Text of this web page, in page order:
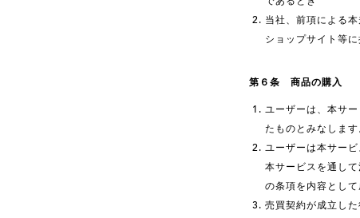
当社、前項による
ショップサイト等
第６条 商品の購入
ユーザーは、本サ
たものとみなします
ユーザーは本サー
本サービスを通し
の条項を内容として
売買契約が成立し